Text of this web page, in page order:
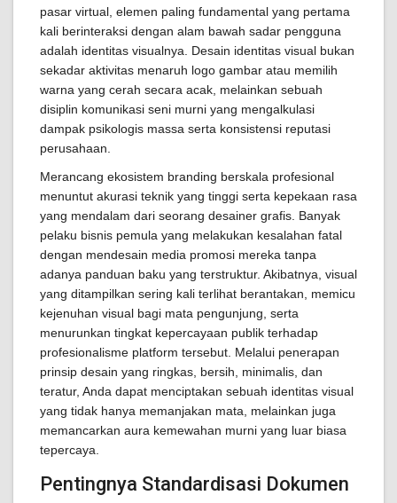
pasar virtual, elemen paling fundamental yang pertama
kali berinteraksi dengan alam bawah sadar pengguna
adalah identitas visualnya. Desain identitas visual bukan
sekadar aktivitas menaruh logo gambar atau memilih
warna yang cerah secara acak, melainkan sebuah
disiplin komunikasi seni murni yang mengalkulasi
dampak psikologis massa serta konsistensi reputasi
perusahaan.
Merancang ekosistem branding berskala profesional
menuntut akurasi teknik yang tinggi serta kepekaan rasa
yang mendalam dari seorang desainer grafis. Banyak
pelaku bisnis pemula yang melakukan kesalahan fatal
dengan mendesain media promosi mereka tanpa
adanya panduan baku yang terstruktur. Akibatnya, visual
yang ditampilkan sering kali terlihat berantakan, memicu
kejenuhan visual bagi mata pengunjung, serta
menurunkan tingkat kepercayaan publik terhadap
profesionalisme platform tersebut. Melalui penerapan
prinsip desain yang ringkas, bersih, minimalis, dan
teratur, Anda dapat menciptakan sebuah identitas visual
yang tidak hanya memanjakan mata, melainkan juga
memancarkan aura kemewahan murni yang luar biasa
tepercaya.
Pentingnya Standardisasi Dokumen